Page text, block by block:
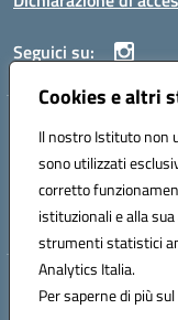
Cookies e altri
Il nostro Istituto non
sono utilizzati
corretto
istituzionali e alla
strumenti statistici
Analytics Italia.
Per saperne di più
Seguici su:
ISTITUTO ISTRUZIONE
Codice fiscale:
Telefono: 079951627
Mail:
Hosting